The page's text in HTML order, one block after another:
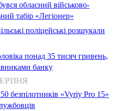
обласний військово-
табір «Легіонер»
поліцейські розшукали
понад 35 тисяч гривень,
банку
безпілотників «Vyriy Pro 15»